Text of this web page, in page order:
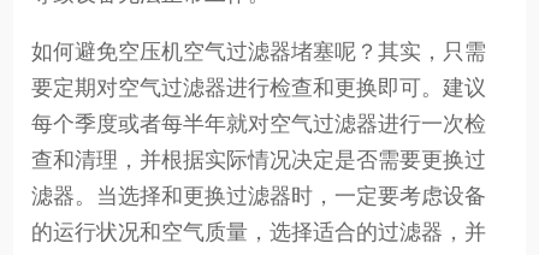
如何避免空压机空气过滤器堵塞呢？其实，只需
要定期对空气过滤器进行检查和更换即可。建议
每个季度或者每半年就对空气过滤器进行一次检
查和清理，并根据实际情况决定是否需要更换过
滤器。当选择和更换过滤器时，一定要考虑设备
的运行状况和空气质量，选择适合的过滤器，并